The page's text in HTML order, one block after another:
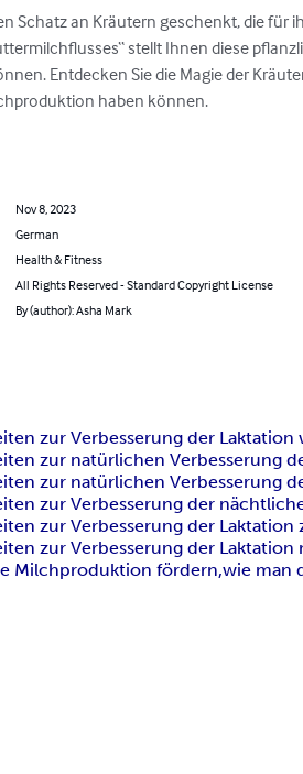
Schatz an Kräutern geschenkt, die für
stellt Ihnen diese
Entdecken Sie die Magie der
haben können.
Nov 8, 2023
German
Health & Fitness
All Rights Reserved - Standard Copyright License
By (author): Asha Mark
zur Verbesserung der Laktation
zur natürlichen Verbesserung
zur natürlichen Verbesserung
zur Verbesserung der
zur Verbesserung der Laktation
zur Verbesserung der Laktation
Milchproduktion fördern,wie man